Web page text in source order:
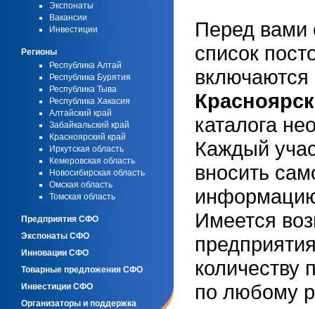
Экспонаты
Вакансии
Инвестиции
Регионы
Республика Алтай
Республика Бурятия
Республика Тыва
Республика Хакасия
Алтайский край
Забайкальский край
Красноярский край
Иркутская область
Кемеровская область
Новосибирская область
Омская область
Томская область
Предприятия СФО
Экспонаты СФО
Инновации СФО
Товарные предложения СФО
Инвестиции СФО
Организаторы и поддержка
Перед вами
список
каталога
Каждый
вносить
Имеется
количеству
по любому